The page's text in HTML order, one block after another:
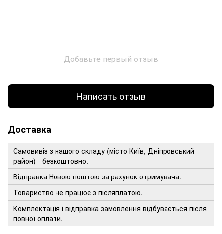
Добавьте первый отзыв
Написать отзыв
Доставка
Самовивіз з нашого складу (місто Київ, Дніпровський
район) - безкоштовно.
Відправка Новою поштою за рахунок отримувача.
Товариство не працює з післяплатою.
Комплектація і відправка замовлення відбувається після
повної оплати.